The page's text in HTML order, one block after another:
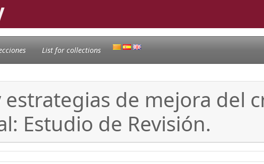
List for collections
estrategias de mejora del
Estudio de Revisión.